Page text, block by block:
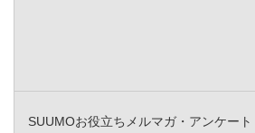
SUUMOお役立ちメルマガ・アンケート